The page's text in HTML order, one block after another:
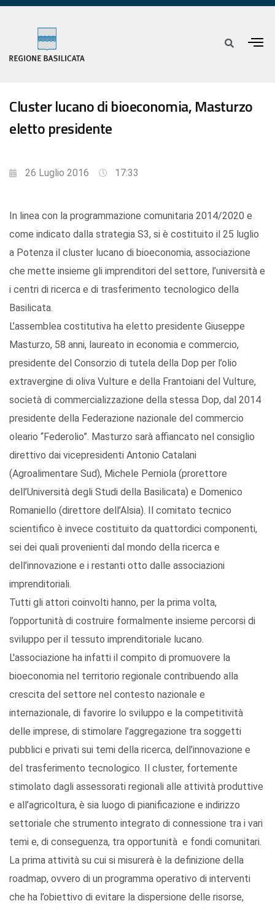
Cluster lucano di bioeconomia, Masturzo
eletto presidente
26 Luglio 2016 17:33
In linea con la programmazione comunitaria 2014/2020 e
come indicato dalla strategia S3, si è costituito il 25 luglio
a Potenza il cluster lucano di bioeconomia, associazione
che mette insieme gli imprenditori del settore, l’università e
i centri di ricerca e di trasferimento tecnologico della
Basilicata.
L’assemblea costitutiva ha eletto presidente Giuseppe
Masturzo, 58 anni, laureato in economia e commercio,
presidente del Consorzio di tutela della Dop per l’olio
extravergine di oliva Vulture e della Frantoiani del Vulture,
società di commercializzazione della stessa Dop, dal 2014
presidente della Federazione nazionale del commercio
oleario “Federolio”. Masturzo sarà affiancato nel consiglio
direttivo dai vicepresidenti Antonio Catalani
(Agroalimentare Sud), Michele Perniola (prorettore
dell’Università degli Studi della Basilicata) e Domenico
Romaniello (direttore dell’Alsia). Il comitato tecnico
scientifico è invece costituito da quattordici componenti,
sei dei quali provenienti dal mondo della ricerca e
dell’innovazione e i restanti otto dalle associazioni
imprenditoriali.
Tutti gli attori coinvolti hanno, per la prima volta,
l’opportunità di costruire formalmente insieme percorsi di
sviluppo per il tessuto imprenditoriale lucano.
L'associazione ha infatti il compito di promuovere la
bioeconomia nel territorio regionale contribuendo alla
crescita del settore nel contesto nazionale e
internazionale, di favorire lo sviluppo e la competitività
delle imprese, di stimolare l’aggregazione tra soggetti
pubblici e privati sui temi della ricerca, dell’innovazione e
del trasferimento tecnologico. Il cluster, fortemente
stimolato dagli assessorati regionali alle attività produttive
e all’agricoltura, è sia luogo di pianificazione e indirizzo
settoriale che strumento integrato di connessione tra i vari
temi e, di conseguenza, tra opportunità e fondi comunitari.
La prima attività su cui si misurerà è la definizione della
roadmap, ovvero di un programma operativo di interventi
che ha l’obiettivo di evitare la dispersione delle risorse,